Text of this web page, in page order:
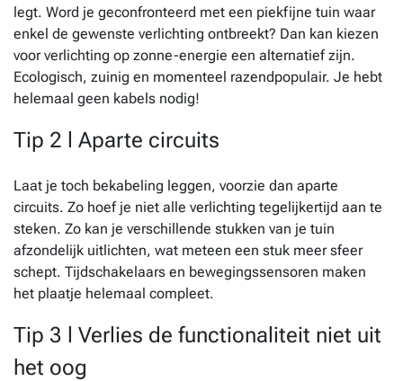
legt. Word je geconfronteerd met een piekfijne tuin waar
enkel de gewenste verlichting ontbreekt? Dan kan kiezen
voor verlichting op zonne-energie een alternatief zijn.
Ecologisch, zuinig en momenteel razendpopulair. Je hebt
helemaal geen kabels nodig!
Tip 2 l Aparte circuits
Laat je toch bekabeling leggen, voorzie dan aparte
circuits. Zo hoef je niet alle verlichting tegelijkertijd aan te
steken. Zo kan je verschillende stukken van je tuin
afzondelijk uitlichten, wat meteen een stuk meer sfeer
schept. Tijdschakelaars en bewegingssensoren maken
het plaatje helemaal compleet.
Tip 3 l Verlies de functionaliteit niet uit
het oog